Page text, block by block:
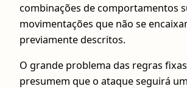
combinações de comportamentos
movimentações que não se
previamente descritos.
O grande problema das regras
presumem que o ataque seguirá